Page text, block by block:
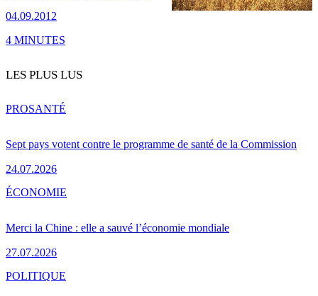
04.09.2012
4 MINUTES
LES PLUS LUS
Sept pays votent contre le programme de santé de la Commission
24.07.2026
PROSANTÉ
Merci la Chine : elle a sauvé l’économie mondiale
27.07.2026
ÉCONOMIE
POLITIQUE